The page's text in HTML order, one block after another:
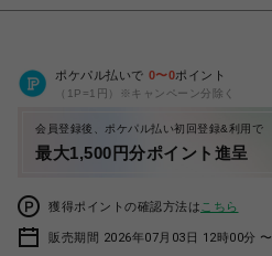
ポケパル払いで 0〜0ポイント
（1P=1円）※キャンペーン分除く
会員登録後、ポケパル払い初回登録&利用で
最大1,500円分ポイント進呈
獲得ポイントの確認方法は こちら
販売期間 2026年07月03日 12時00分 〜